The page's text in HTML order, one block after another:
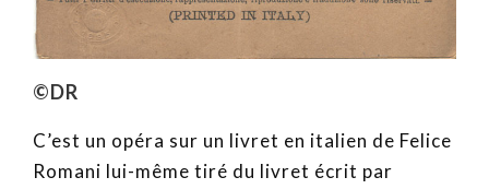
©DR
C’est un opéra sur un livret en italien de Felice
Romani lui-même tiré du livret écrit par